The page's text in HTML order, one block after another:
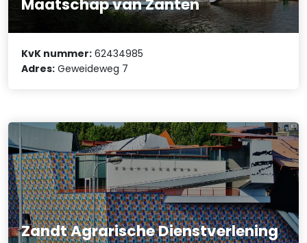
Maatschap van Zanten
KvK nummer: 62434985
Adres: Geweideweg 7
Zandt Agrarische Dienstverlening